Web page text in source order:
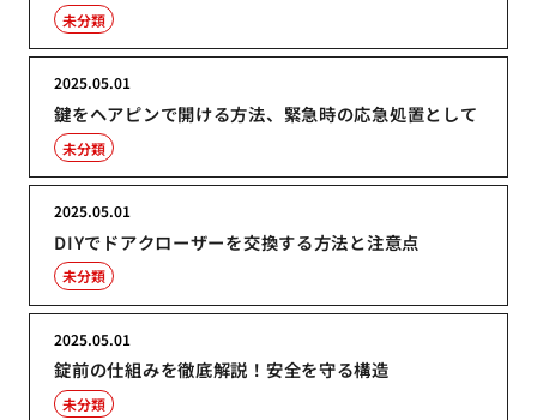
未分類
鍵をヘアピンで開ける方法、緊急時の応急処置として
2025.05.01
未分類
DIYでドアクローザーを交換する方法と注意点
2025.05.01
未分類
錠前の仕組みを徹底解説！安全を守る構造
2025.05.01
未分類